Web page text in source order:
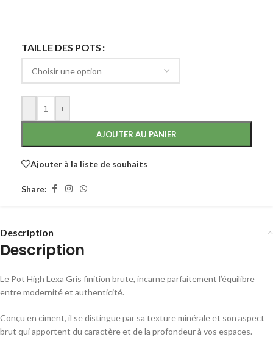
TAILLE DES POTS
- +
AJOUTER AU PANIER
Ajouter à la liste de souhaits
Share:
Description
Description
Le Pot High Lexa Gris finition brute, incarne parfaitement l’équilibre
entre modernité et authenticité.
Conçu en ciment, il se distingue par sa texture minérale et son aspect
brut qui apportent du caractère et de la profondeur à vos espaces.